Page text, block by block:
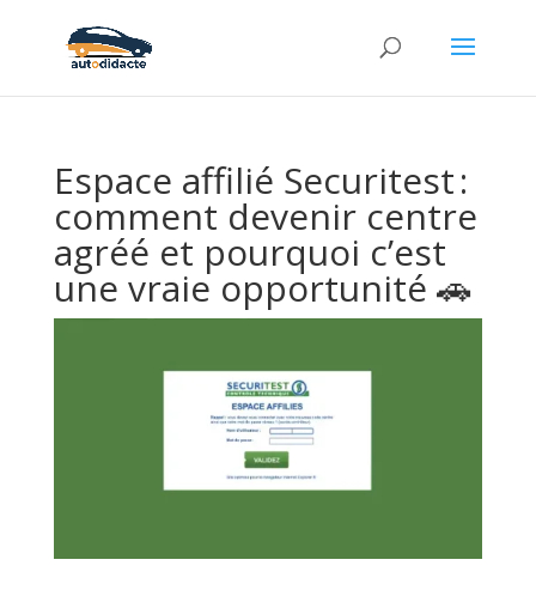
Espace affilié Securitest :
comment devenir centre
agréé et pourquoi c’est
une vraie opportunité 🚗